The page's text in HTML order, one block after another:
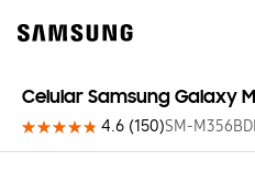
Samsung
Celular Samsung Galaxy
4.6 (150)SM-